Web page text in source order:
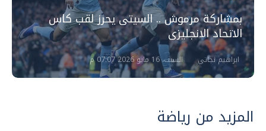
بمشاركة مرموش .. السيتى يحرز لقب كاس
الاتحاد الانجليزى
ابراهيم نجاتي السبت، 16 مايو 2026 07:07 م
المزيد من رياضة